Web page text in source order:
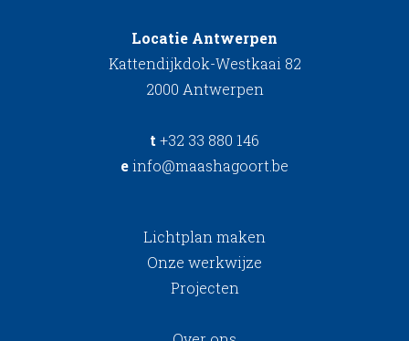
Locatie Antwerpen
Kattendijkdok-Westkaai 82
2000 Antwerpen
t +32 33 880 146
einfo@maashagoort.be
Lichtplan maken
Onze werkwijze
Projecten